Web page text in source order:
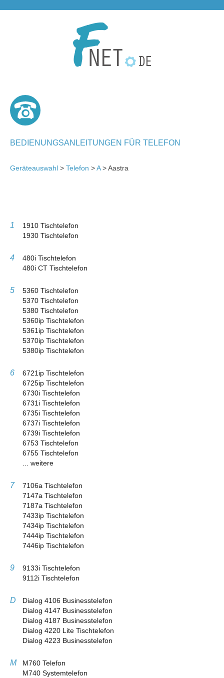
BEDIENUNGSANLEITUNGEN FÜR TELEFON
Geräteauswahl > Telefon >A> Aastra
1
1910 Tischtelefon
1930 Tischtelefon
4
480i Tischtelefon
480i CT Tischtelefon
5
5360 Tischtelefon
5370 Tischtelefon
5380 Tischtelefon
5360ip Tischtelefon
5361ip Tischtelefon
5370ip Tischtelefon
5380ip Tischtelefon
6
6721ip Tischtelefon
6725ip Tischtelefon
6730i Tischtelefon
6731i Tischtelefon
6735i Tischtelefon
6737i Tischtelefon
6739i Tischtelefon
6753 Tischtelefon
6755 Tischtelefon
... weitere
7
7106a Tischtelefon
7147a Tischtelefon
7187a Tischtelefon
7433ip Tischtelefon
7434ip Tischtelefon
7444ip Tischtelefon
7446ip Tischtelefon
9
9133i Tischtelefon
9112i Tischtelefon
D
Dialog 4106 Businesstelefon
Dialog 4147 Businesstelefon
Dialog 4187 Businesstelefon
Dialog 4220 Lite Tischtelefon
Dialog 4223 Businesstelefon
M
M760 Telefon
M740 Systemtelefon